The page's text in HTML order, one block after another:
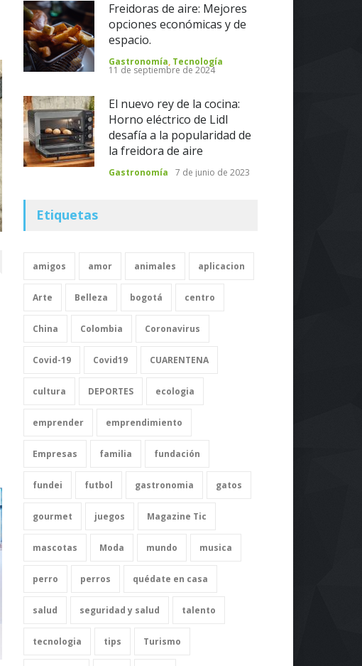
Freidoras de aire: Mejores
opciones económicas y de
espacio.
Gastronomía, Tecnología
11 de septiembre de 2024
El nuevo rey de la cocina:
Horno eléctrico de Lidl
desafía a la popularidad de
la freidora de aire
Gastronomía 7 de junio de 2023
Foodini: la impresora 3D
Gastronomía 14 de abril de 2023
Giuseppe: La IA de NotCo
alimentaria
Etiquetas
amigos amor animales aplicacion
Arte Belleza bogotá centro
China Colombia Coronavirus
Covid-19 Covid19 CUARENTENA
cultura DEPORTES ecologia
emprender emprendimiento
Empresas familia fundación
fundei futbol gastronomia gatos
gourmet juegos Magazine Tic
mascotas Moda mundo musica
perro perros quédate en casa
salud seguridad y salud talento
tecnologia tips Turismo